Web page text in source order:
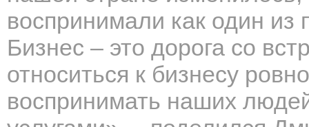
воспринимали как один из
Бизнес – это дорога со
относиться к бизнесу
воспринимать наших